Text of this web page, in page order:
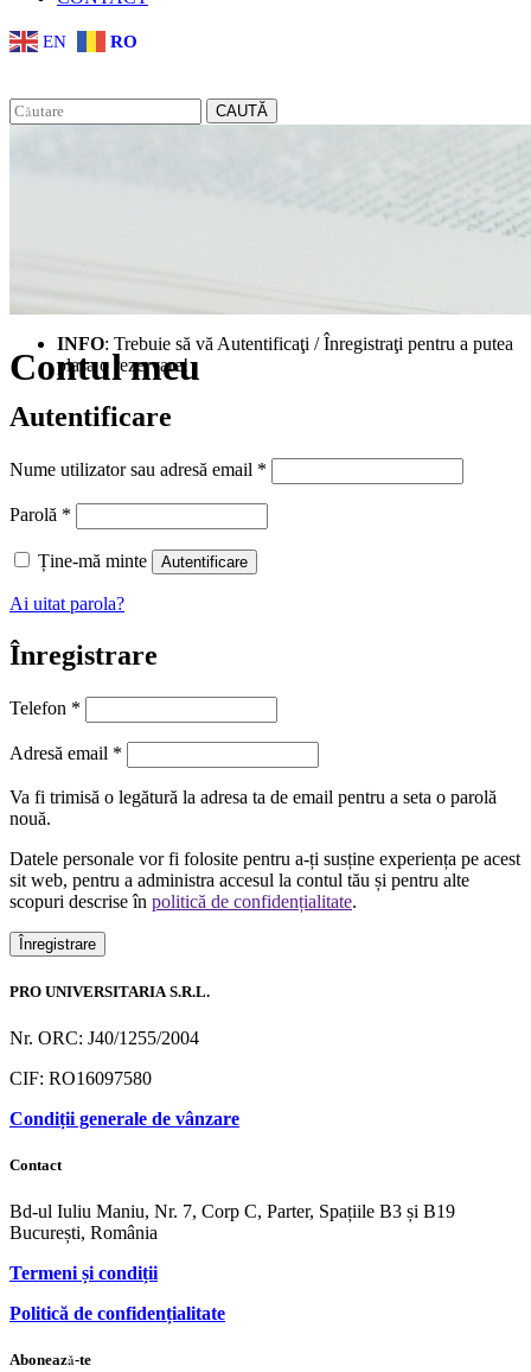
EN RO
CAUTĂ
Contul meu
INFO: Trebuie să vă Autentificaţi / Înregistraţi pentru a putea
plasa o rezervare!
Autentificare
Nume utilizator sau adresă email *
Parolă *
Ține-mă minte Autentificare
Ai uitat parola?
Înregistrare
Telefon *
Adresă email *
Va fi trimisă o legătură la adresa ta de email pentru a seta o parolă
nouă.
Datele personale vor fi folosite pentru a-ți susține experiența pe acest
sit web, pentru a administra accesul la contul tău și pentru alte
scopuri descrise în politică de confidențialitate.
Înregistrare
PRO UNIVERSITARIA S.R.L.
Nr. ORC: J40/1255/2004
CIF: RO16097580
Condiții generale de vânzare
Contact
Bd-ul Iuliu Maniu, Nr. 7, Corp C, Parter, Spațiile B3 și B19
București, România
Termeni și condiții
Politică de confidențialitate
Abonează-te